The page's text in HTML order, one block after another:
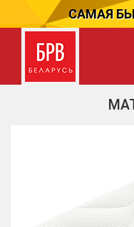
САМАЯ